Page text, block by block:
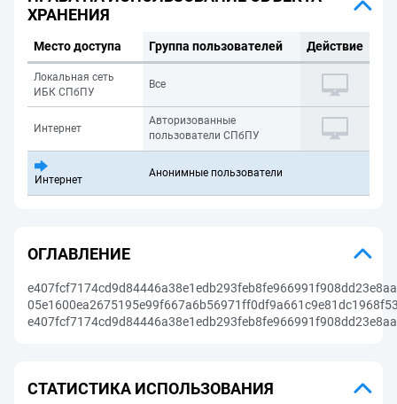
ХРАНЕНИЯ
Место доступа Группа пользователей Действие
Локальная сеть
ИБК СПбПУ
Все
Интернет
Авторизованные
пользователи СПбПУ
Интернет
Анонимные пользователи
ОГЛАВЛЕНИЕ
СТАТИСТИКА ИСПОЛЬЗОВАНИЯ